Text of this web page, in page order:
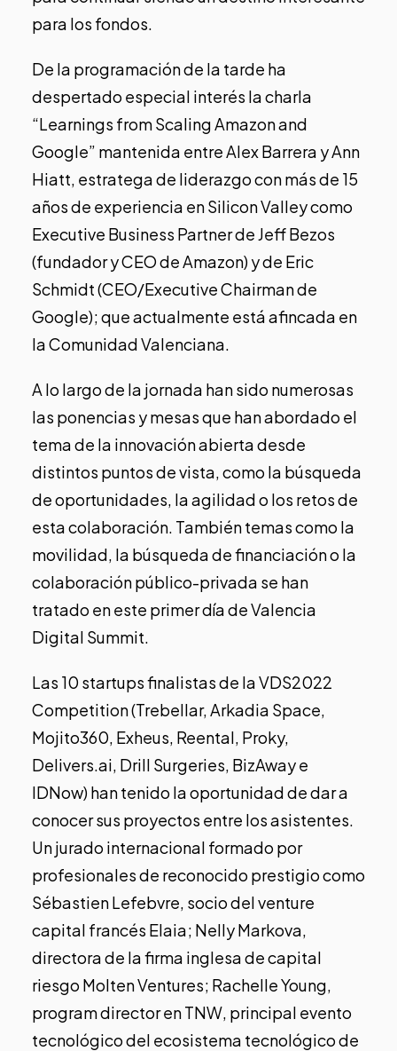
para los fondos.
De la programación de la tarde ha
despertado especial interés la charla
“Learnings from Scaling Amazon and
Google” mantenida entre Alex Barrera y Ann
Hiatt, estratega de liderazgo con más de 15
años de experiencia en Silicon Valley como
Executive Business Partner de Jeff Bezos
(fundador y CEO de Amazon) y de Eric
Schmidt (CEO/Executive Chairman de
Google); que actualmente está afincada en
la Comunidad Valenciana.
A lo largo de la jornada han sido numerosas
las ponencias y mesas que han abordado el
tema de la innovación abierta desde
distintos puntos de vista, como la búsqueda
de oportunidades, la agilidad o los retos de
esta colaboración. También temas como la
movilidad, la búsqueda de financiación o la
colaboración público-privada se han
tratado en este primer día de Valencia
Digital Summit.
Las 10 startups finalistas de la VDS2022
Competition (Trebellar, Arkadia Space,
Mojito360, Exheus, Reental, Proky,
Delivers.ai, Drill Surgeries, BizAway e
IDNow) han tenido la oportunidad de dar a
conocer sus proyectos entre los asistentes.
Un jurado internacional formado por
profesionales de reconocido prestigio como
Sébastien Lefebvre, socio del venture
capital francés Elaia; Nelly Markova,
directora de la firma inglesa de capital
riesgo Molten Ventures; Rachelle Young,
program director en TNW, principal evento
tecnológico del ecosistema tecnológico de